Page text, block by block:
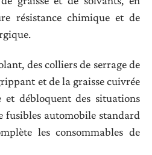
résistance chimique et de
des colliers de serrage de
et de la graisse cuivrée
et débloquent des situations
fusibles automobile standard
les consommables de